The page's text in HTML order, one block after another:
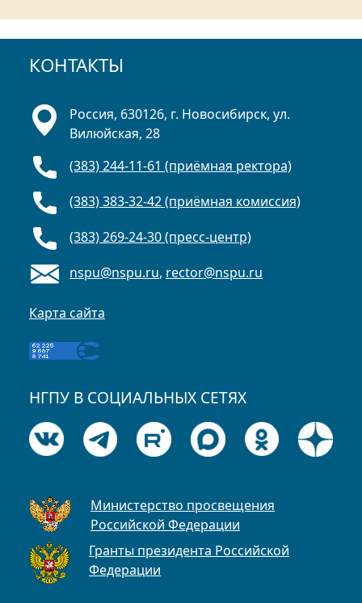
КОНТАКТЫ
Россия, 630126, г. Новосибирск, ул.
Вилюйская, 28
(383) 244-11-61 (приёмная ректора)
(383) 383-32-42 (приёмная комиссия)
(383) 269-24-30 (пресс-центр)
nspu@nspu.ru, rector@nspu.ru
Карта сайта
НГПУ В СОЦИАЛЬНЫХ СЕТЯХ
Министерство просвещения
Российской Федерации
Гранты президента Российской
Федерации